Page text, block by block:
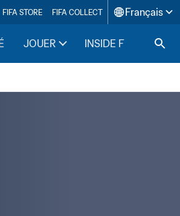
FIFA STORE FIFA COLLECT Français
JOUER INSIDE FIFA